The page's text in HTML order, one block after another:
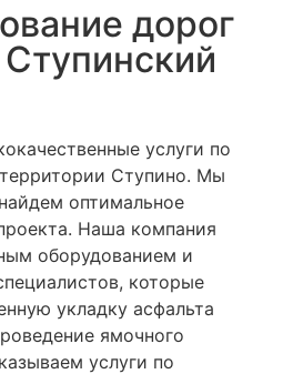
дорог
услуги по
Ступино. Мы
оптимальное
Наша компания
оборудованием и
которые
укладку асфальта
ямочного
услуги по